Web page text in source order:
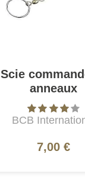
Scie
anneaux
BCB
7,00 €